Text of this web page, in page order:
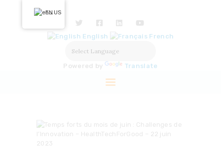
English French
Powered by Translate
HOME
ABOUT US
OUR ACTIONS
EN